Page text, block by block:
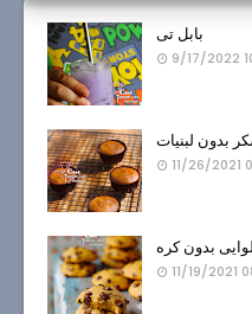
بابل تی
9/17/2022
بدون لبنیات
11/26/2021
بدون کره
11/19/2021